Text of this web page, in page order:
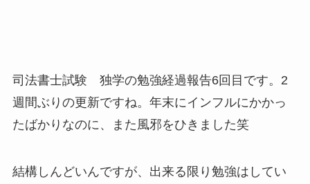
司法書士試験 独学の勉強経過報告6回目です。2
週間ぶりの更新ですね。年末にインフルにかかっ
たばかりなのに、また風邪をひきました笑
結構しんどいんですが、出来る限り勉強はしてい